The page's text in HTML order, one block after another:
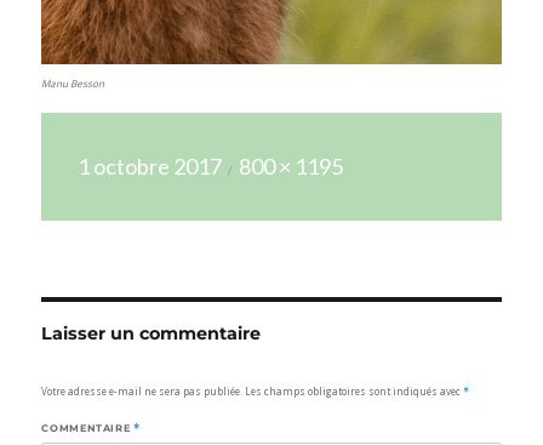
Manu Besson
1 octobre 2017
réelle
800 × 1195
Laisser un commentaire
Votre adresse e-mail ne sera pas publiée. Les champs obligatoires sont indiqués avec*
COMMENTAIRE *